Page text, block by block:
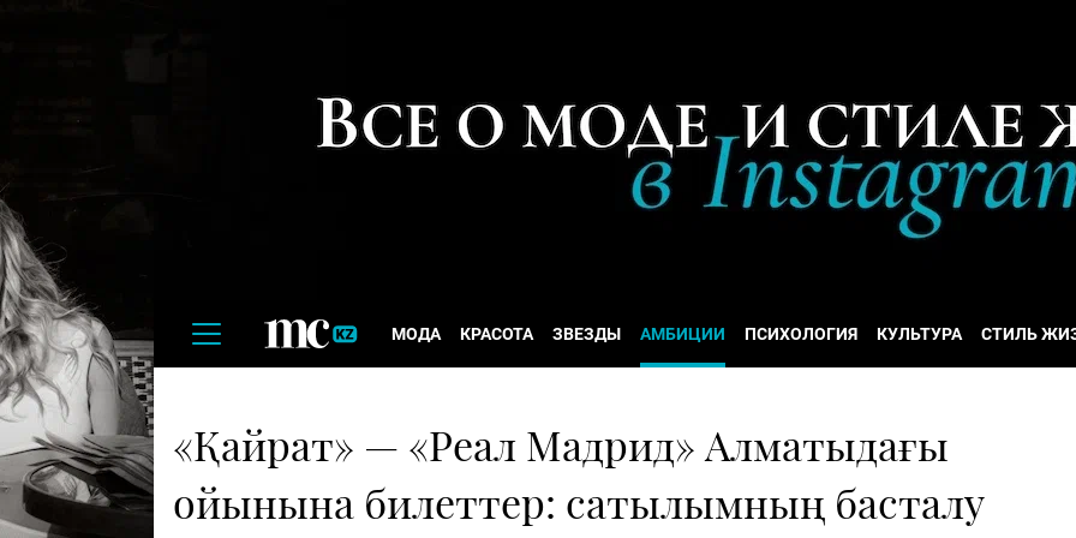
МОДА КРАСОТА ЗВЕЗДЫ АМБИЦИИ ПСИХОЛОГИЯ КУЛЬТУРА СТИЛЬ
«Қайрат» — «Реал Мадрид» Алматыдағы
ойынына билеттер: сатылымның басталу